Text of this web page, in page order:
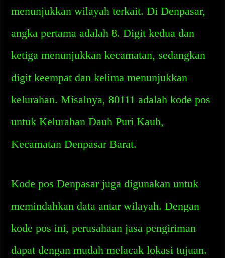
menunjukkan wilayah terkait. Di Denpasar,
angka pertama adalah 8. Digit kedua dan
ketiga menunjukkan kecamatan, sedangkan
digit keempat dan kelima menunjukkan
kelurahan. Misalnya, 80111 adalah kode pos
untuk Kelurahan Dauh Puri Kauh,
Kecamatan Denpasar Barat.
Kode pos Denpasar juga digunakan untuk
memindahkan data antar wilayah. Dengan
kode pos ini, perusahaan jasa pengiriman
dapat dengan mudah melacak lokasi tujuan.